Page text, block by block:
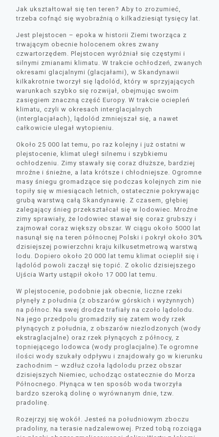
Jak ukształtował się ten teren? Aby to zrozumieć,
trzeba cofnąć się wyobraźnią o kilkadziesiąt tysięcy lat.
Jest plejstocen – epoka w historii Ziemi tworząca z
trwającym obecnie holocenem okres zwany
czwartorzędem. Plejstocen wyróżniał się częstymi i
silnymi zmianami klimatu. W trakcie ochłodzeń, zwanych
okresami glacjalnymi (glacjałami), w Skandynawii
kilkakrotnie tworzył się lądolód, który w sprzyjających
warunkach szybko się rozwijał, obejmując swoim
zasięgiem znaczną część Europy. W trakcie ociepleń
klimatu, czyli w okresach interglacjalnych
(interglacjałach), lądolód zmniejszał się, a nawet
całkowicie ulegał wytopieniu.
Około 25 000 lat temu, po raz kolejny i już ostatni w
plejstocenie, klimat uległ silnemu i szybkiemu
ochłodzeniu. Zimy stawały się coraz dłuższe, bardziej
mroźne i śnieżne, a lata krótsze i chłodniejsze. Ogromne
masy śniegu gromadzące się podczas kolejnych zim nie
topiły się w miesiącach letnich, ostatecznie pokrywając
grubą warstwą całą Skandynawię. Z czasem, głębiej
zalegający śnieg przekształcał się w lodowiec. Mroźne
zimy sprawiały, że lodowiec stawał się coraz grubszy i
zajmował coraz większy obszar. W ciągu około 5000 lat
nasunął się na teren północnej Polski i pokrył około 30%
dzisiejszej powierzchni kraju kilkusetmetrową warstwą
lodu. Dopiero około 20 000 lat temu klimat ocieplił się i
lądolód powoli zaczął się topić. Z okolic dzisiejszego
Ujścia Warty ustąpił około 17 000 lat temu.
W plejstocenie, podobnie jak obecnie, liczne rzeki
płynęły z południa (z obszarów górskich i wyżynnych)
na północ. Na swej drodze trafiały na czoło lądolodu.
Na jego przedpolu gromadziły się zatem wody rzek
płynących z południa, z obszarów niezlodzonych (wody
ekstraglacjalne) oraz rzek płynących z północy, z
topniejącego lodowca (wody proglacjalne).Te ogromne
ilości wody szukały odpływu i znajdowały go w kierunku
zachodnim – wzdłuż czoła lądolodu przez obszar
dzisiejszych Niemiec, uchodząc ostatecznie do Morza
Północnego. Płynąca w ten sposób woda tworzyła
bardzo szeroką dolinę o wyrównanym dnie, tzw.
pradolinę.
Rozejrzyj się wokół. Jesteś na południowym zboczu
pradoliny, na terasie nadzalewowej. Przed tobą rozciąga